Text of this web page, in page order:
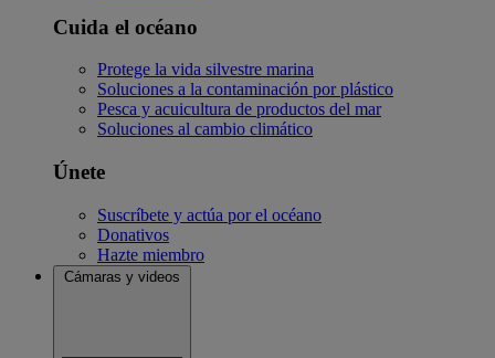
Cuida el océano
Protege la vida silvestre marina
Soluciones a la contaminación por plástico
Pesca y acuicultura de productos del mar
Soluciones al cambio climático
Únete
Suscríbete y actúa por el océano
Donativos
Hazte miembro
Cámaras y videos